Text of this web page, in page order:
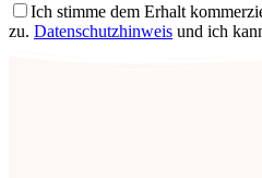
Ich stimme dem Erhalt
zu. Datenschutzhinweis und ich